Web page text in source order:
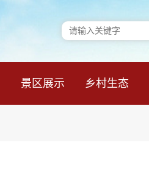
景区展示 乡村生态